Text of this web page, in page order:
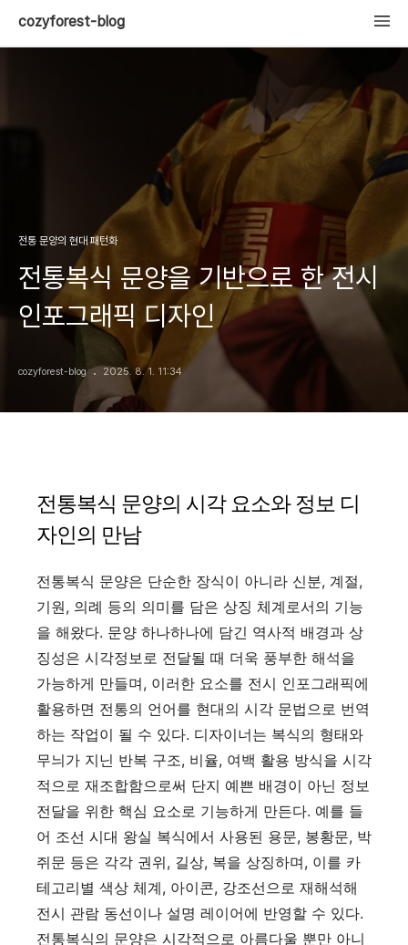
cozyforest-blog
전통 문양의 현대 패턴화
전통복식 문양을 기반으로 한 전시
인포그래픽 디자인
cozyforest-blog 2025. 8. 1. 11:34
전통복식 문양의 시각 요소와 정보 디
자인의 만남
전통복식 문양은 단순한 장식이 아니라 신분, 계절,
기원, 의례 등의 의미를 담은 상징 체계로서의 기능
을 해왔다. 문양 하나하나에 담긴 역사적 배경과 상
징성은 시각정보로 전달될 때 더욱 풍부한 해석을
가능하게 만들며, 이러한 요소를 전시 인포그래픽에
활용하면 전통의 언어를 현대의 시각 문법으로 번역
하는 작업이 될 수 있다. 디자이너는 복식의 형태와
무늬가 지닌 반복 구조, 비율, 여백 활용 방식을 시각
적으로 재조합함으로써 단지 예쁜 배경이 아닌 정보
전달을 위한 핵심 요소로 기능하게 만든다. 예를 들
어 조선 시대 왕실 복식에서 사용된 용문, 봉황문, 박
쥐문 등은 각각 권위, 길상, 복을 상징하며, 이를 카
테고리별 색상 체계, 아이콘, 강조선으로 재해석해
전시 관람 동선이나 설명 레이어에 반영할 수 있다.
전통복식의 문양은 시각적으로 아름다울 뿐만 아니